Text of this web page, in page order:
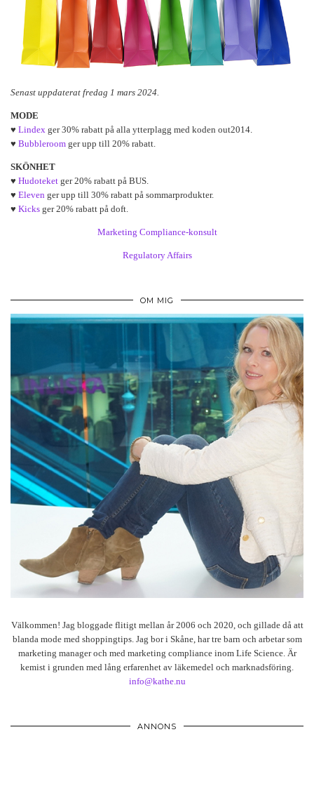
Senast uppdaterat fredag 1 mars 2024.
MODE
♥ Lindex ger 30% rabatt på alla ytterplagg med koden out2014.
♥ Bubbleroom ger upp till 20% rabatt.
SKÖNHET
♥ Hudoteket ger 20% rabatt på BUS.
♥ Eleven ger upp till 30% rabatt på sommarprodukter.
♥ Kicks ger 20% rabatt på doft.
Marketing Compliance-konsult
Regulatory Affairs
OM MIG
Välkommen! Jag bloggade flitigt mellan år 2006 och 2020, och gillade då att
blanda mode med shoppingtips. Jag bor i Skåne, har tre barn och arbetar som
marketing manager och med marketing compliance inom Life Science. Är
kemist i grunden med lång erfarenhet av läkemedel och marknadsföring.
info@kathe.nu
ANNONS